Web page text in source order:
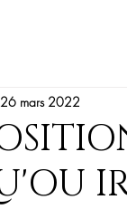
26 mars 2022